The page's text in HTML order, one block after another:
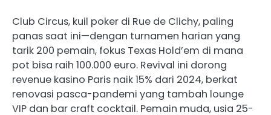
Club Circus, kuil poker di Rue de Clichy, paling
panas saat ini—dengan turnamen harian yang
tarik 200 pemain, fokus Texas Hold’em di mana
pot bisa raih 100.000 euro. Revival ini dorong
revenue kasino Paris naik 15% dari 2024, berkat
renovasi pasca-pandemi yang tambah lounge
VIP dan bar craft cocktail. Pemain muda, usia 25-